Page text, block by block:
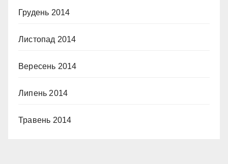
Грудень 2014
Листопад 2014
Вересень 2014
Липень 2014
Травень 2014